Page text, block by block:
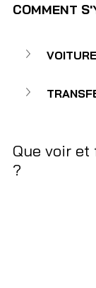
COMMENT
VOITURE
Que voir
?